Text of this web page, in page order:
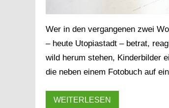
Wer in den vergangenen zwei
– heute Utopiastadt – betrat,
wild herum stehen, Kinderbilder
die neben einem Fotobuch auf
WEITERLESEN